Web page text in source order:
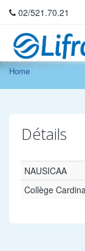
02/521.70.21
Home
Détails
NAUSICAA
Collège